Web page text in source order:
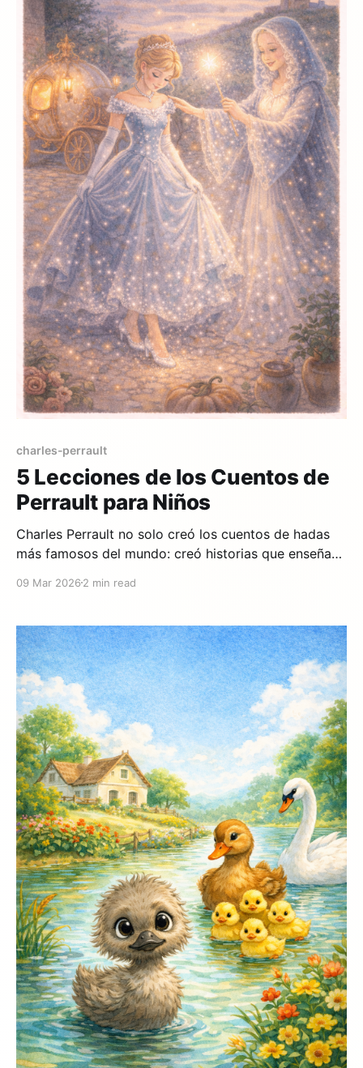
charles-perrault
5 Lecciones de los Cuentos de
Perrault para Niños
Charles Perrault no solo creó los cuentos de hadas
más famosos del mundo: creó historias que enseñan
Desde Cenicienta hasta El Gato con Botas, cada
más de 300 años después. En nuestra colección de
09 Mar 2026 2 min read